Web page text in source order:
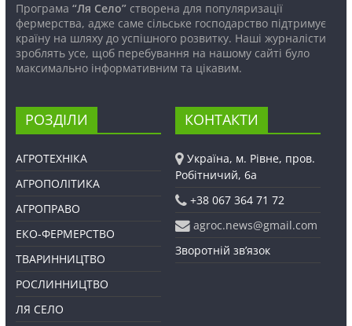
Програма “Ля Село”створена для популяризації
фермерства, адже саме сільське господарство підтримує
країну на шляху до успішного розвитку. Наші журналісти
зроблять усе, щоб перебування на нашому сайті було
максимально інформативним та цікавим.
РОЗДІЛИ
АГРОТЕХНІКА
АГРОПОЛІТИКА
АГРОПРАВО
ЕКО-ФЕРМЕРСТВО
ТВАРИННИЦТВО
РОСЛИННИЦТВО
ЛЯ СЕЛО
КОНТАКТИ
Україна, м. Рівне, пров.
Робітничий, 6а
+38 067 364 71 72
agroc.news@gmail.com
Зворотній зв’язок